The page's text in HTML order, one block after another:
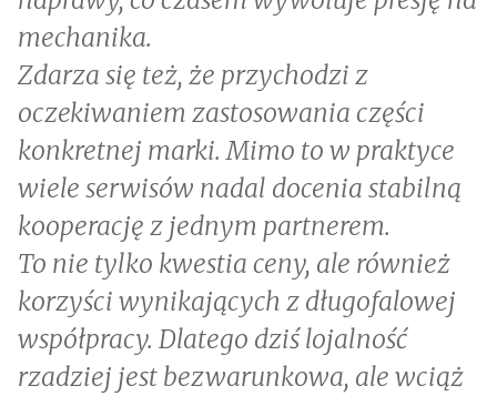
mechanika.
Zdarza się też, że przychodzi z
oczekiwaniem zastosowania części
konkretnej marki. Mimo to w praktyce
wiele serwisów nadal docenia stabilną
kooperację z jednym partnerem.
To nie tylko kwestia ceny, ale również
korzyści wynikających z długofalowej
współpracy. Dlatego dziś lojalność
rzadziej jest bezwarunkowa, ale wciąż